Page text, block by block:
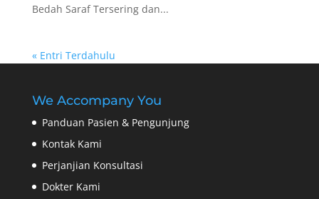
Bedah Saraf Tersering dan...
« Entri Terdahulu
We Accompany You
Panduan Pasien & Pengunjung
Kontak Kami
Perjanjian Konsultasi
Dokter Kami